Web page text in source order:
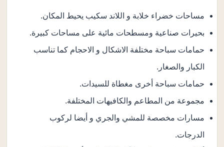
مساحات خضراء خلابة و اللاند سكيب يحيط المكان.
بحيرات صناعية ومسطحات مائية على مساحات كبيرة.
حمامات سباحة مختلفة الاشكال و الاحجام كما تناسب
الكبار والصغار.
حمامات سباحة أخرى مغطاة للسيدات.
مجموعة من المطاعم والكافيهات المختلفة.
مسارات مخصصة للمشي والجري و أيضا لركوب
الدرجات.